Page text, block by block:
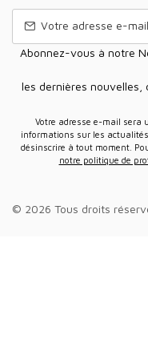
Abonnez-vous à notre Newsletter pour recevoir nos nouvelles
les dernières
Votre adresse e-mail sera uniquement utilisée pour vous envoyer des
informations sur les
désinscrire à tout moment.
notre politique de
© 2026 Tous droits